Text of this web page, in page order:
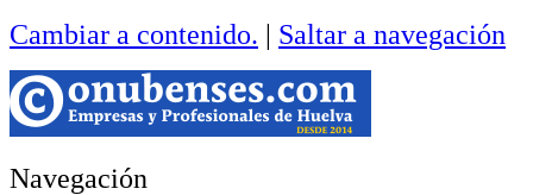
Cambiar a contenido. | Saltar a navegación
Navegación